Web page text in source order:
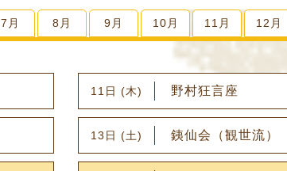
7月 8月 9月 10月 11月 12月
11日 (木) 野村狂言座
13日 (土) 銕仙会（観世流）